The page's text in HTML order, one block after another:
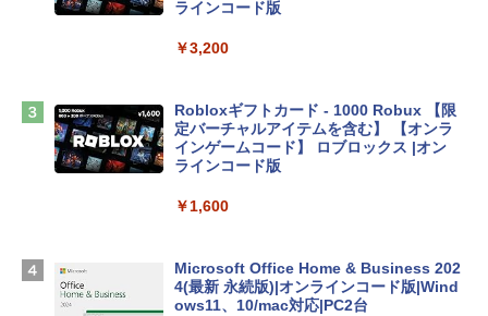
tomtoc 360°保護 15.6 16インチ パソコ
book Lenovo対応
Apple 2026 MacBook Air M5チップ搭載
13インチノートブック：AIとApple Intell
スプレイ、16GBユニファイドメモリ、51
h ID - ミッドナイト
￥224,800
ラインコード版
￥3,200
Robloxギフトカード - 1000 Robux 【限
定バーチャルアイテムを含む】 【オンラ
インゲームコード】 ロブロックス |オン
ラインコード版
￥1,600
Microsoft Office Home & Business 202
4(最新 永続版)|オンラインコード版|Wind
ows11、10/mac対応|PC2台